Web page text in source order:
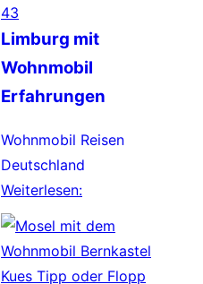
Limburg mit
Wohnmobil
Erfahrungen
Wohnmobil Reisen
Deutschland
Weiterlesen: